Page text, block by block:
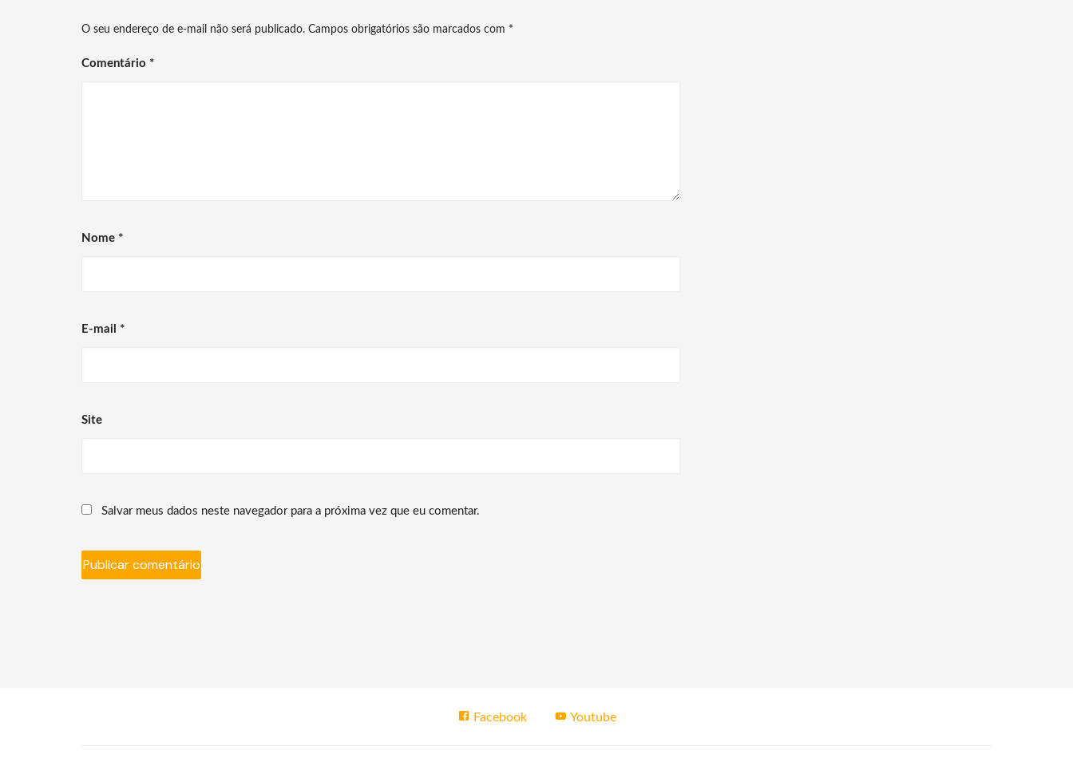
O seu endereço de e-mail não será publicado. Campos obrigatórios são marcados com *
Comentário *
Nome *
E-mail *
Site
Salvar meus dados neste navegador para a próxima vez que eu comentar.
Facebook Youtube